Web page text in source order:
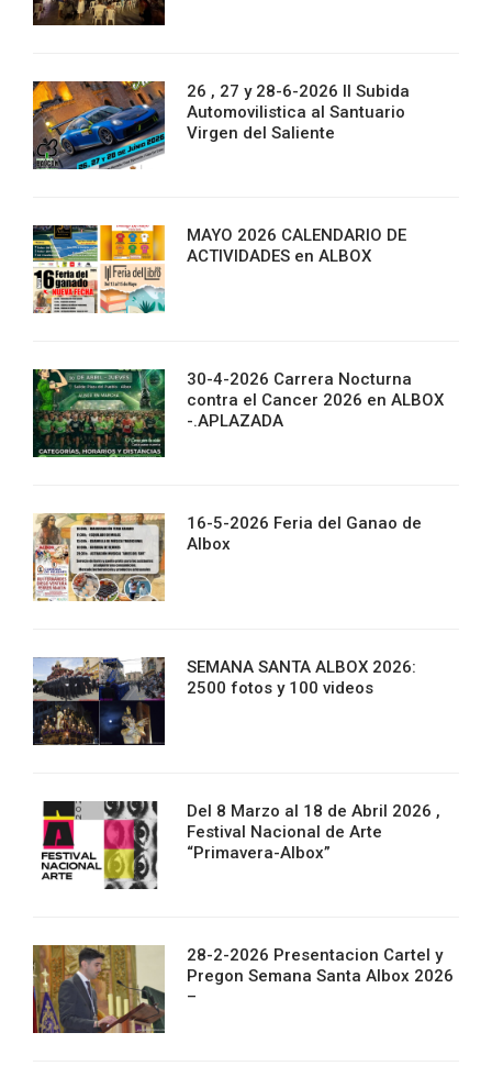
26 , 27 y 28-6-2026 II Subida
Automovilistica al Santuario
Virgen del Saliente
MAYO 2026 CALENDARIO DE
ACTIVIDADES en ALBOX
30-4-2026 Carrera Nocturna
contra el Cancer 2026 en ALBOX
-.APLAZADA
16-5-2026 Feria del Ganao de
Albox
SEMANA SANTA ALBOX 2026:
2500 fotos y 100 videos
Del 8 Marzo al 18 de Abril 2026 ,
Festival Nacional de Arte
“Primavera-Albox”
28-2-2026 Presentacion Cartel y
Pregon Semana Santa Albox 2026
–